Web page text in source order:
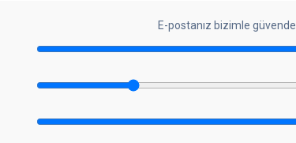
E-postanız bizimle güvende.